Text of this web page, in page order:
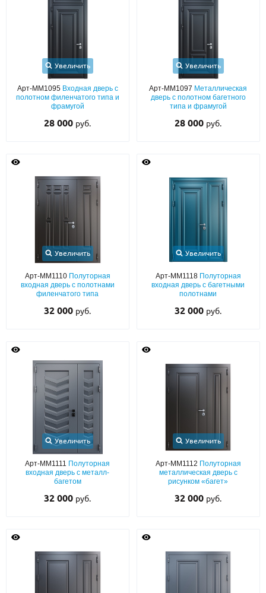
Увеличить
Арт-ММ1095 Входная дверь с
полотном филенчатого типа и
фрамугой
28 000 руб.
Увеличить
Арт-ММ1097 Металлическая
дверь с полотном багетного
типа и фрамугой
28 000 руб.
Увеличить
Арт-ММ1110 Полуторная
входная дверь с полотнами
филенчатого типа
32 000 руб.
Увеличить
Арт-ММ1118 Полуторная
входная дверь с багетными
полотнами
32 000 руб.
Увеличить
Арт-ММ1111 Полуторная
входная дверь с металл-
багетом
32 000 руб.
Увеличить
Арт-ММ1112 Полуторная
металлическая дверь с
рисунком «багет»
32 000 руб.